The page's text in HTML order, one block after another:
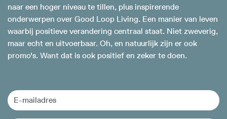
naar een hoger niveau te tillen, plus inspirerende
onderwerpen over Good Loop Living. Een manier van leven
waarbij positieve verandering centraal staat. Niet zweverig,
maar echt en uitvoerbaar. Oh, en natuurlijk zijn er ook
promo's. Want dat is ook positief en zeker te doen.